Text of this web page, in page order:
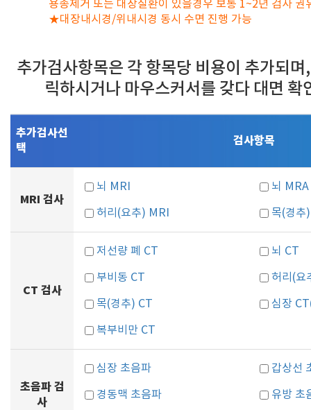
용종제거 또는 대장질환이 있을경우 보통 1~2년 검사 권
★대장내시경/위내시경 동시 수면 진행 가능
추가검사항목은 각 항목당 비용이 추가되
릭하시거나 마우스커서를 갖다 대면 확
추가검사선
택
검사항목
MRI 검사
뇌 MRI 뇌 MRA
허리(요추) MRI 목(경추
CT 검사
저선량 폐 CT 뇌 CT
부비동 CT 허리(요
목(경추) CT 심장
복부비만 CT
초음파 검
사
심장 초음파 갑상선
경동맥 초음파 유방 초